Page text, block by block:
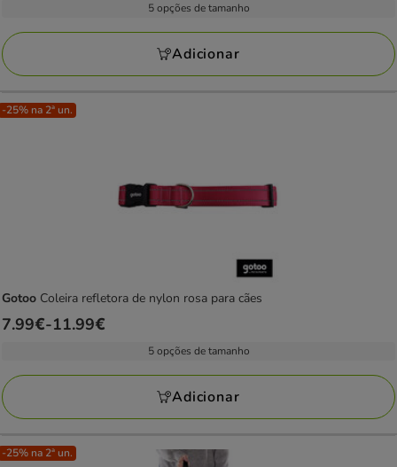
a
19.99€
5 opções de tamanho
Adicionar
-25% na 2ª un.
Gotoo Coleira refletora de nylon rosa para cães
Preço
a
11.99€
7.99€-11.99€
5 opções de tamanho
Adicionar
-25% na 2ª un.